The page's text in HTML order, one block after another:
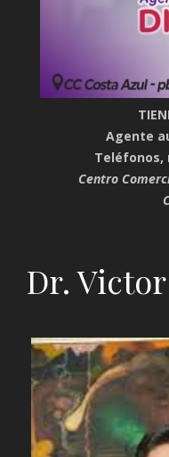
Agente
Teléfonos,
Centro
Dr.